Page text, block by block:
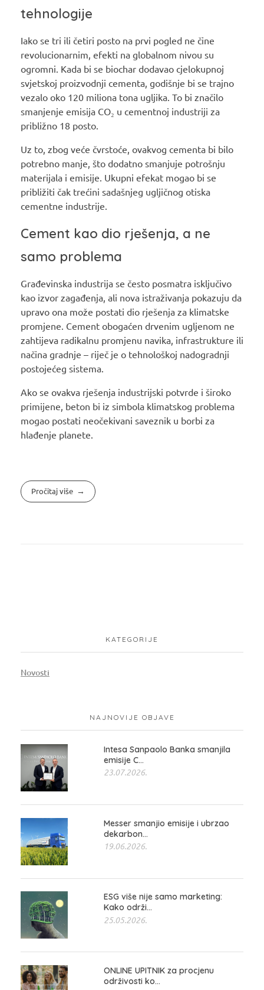
tehnologije
Iako se tri ili četiri posto na prvi pogled ne čine
revolucionarnim, efekti na globalnom nivou su
ogromni. Kada bi se biochar dodavao cjelokupnoj
svjetskoj proizvodnji cementa, godišnje bi se trajno
vezalo oko 120 miliona tona ugljika. To bi značilo
smanjenje emisija CO₂ u cementnoj industriji za
približno 18 posto.
Uz to, zbog veće čvrstoće, ovakvog cementa bi bilo
potrebno manje, što dodatno smanjuje potrošnju
materijala i emisije. Ukupni efekat mogao bi se
približiti čak trećini sadašnjeg ugljičnog otiska
cementne industrije.
Cement kao dio rješenja, a ne
samo problema
Građevinska industrija se često posmatra isključivo
kao izvor zagađenja, ali nova istraživanja pokazuju da
upravo ona može postati dio rješenja za klimatske
promjene. Cement obogaćen drvenim ugljenom ne
zahtijeva radikalnu promjenu navika, infrastrukture ili
načina gradnje – riječ je o tehnološkoj nadogradnji
postojećeg sistema.
Ako se ovakva rješenja industrijski potvrde i široko
primijene, beton bi iz simbola klimatskog problema
mogao postati neočekivani saveznik u borbi za
hlađenje planete.
Pročitaj više
KATEGORIJE
Novosti
NAJNOVIJE OBJAVE
Intesa Sanpaolo Banka smanjila
emisije C...
23.07.2026.
Messer smanjio emisije i ubrzao
dekarbon...
19.06.2026.
ESG više nije samo marketing:
Kako održi...
25.05.2026.
ONLINE UPITNIK za procjenu
održivosti ko...